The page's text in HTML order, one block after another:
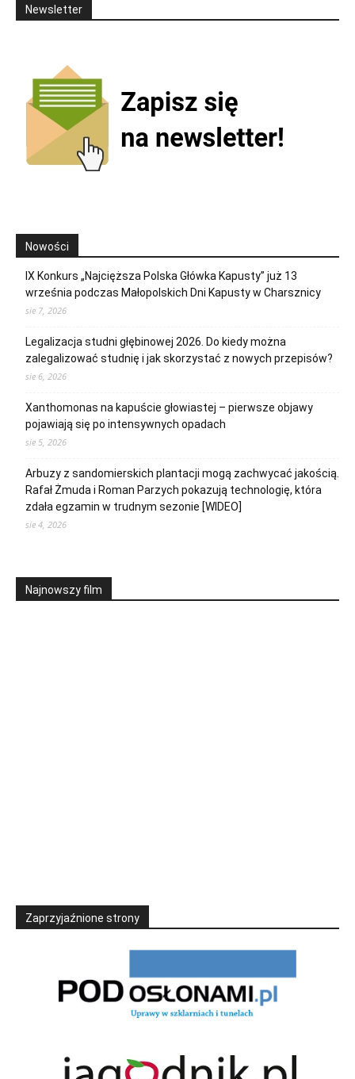
Newsletter
Nowości
IX Konkurs „Najcięższa Polska Główka Kapusty” już 13
września podczas Małopolskich Dni Kapusty w Charsznicy
sie 7, 2026
Legalizacja studni głębinowej 2026. Do kiedy można
zalegalizować studnię i jak skorzystać z nowych przepisów?
sie 6, 2026
Xanthomonas na kapuście głowiastej – pierwsze objawy
pojawiają się po intensywnych opadach
sie 5, 2026
Arbuzy z sandomierskich plantacji mogą zachwycać jakością.
Rafał Żmuda i Roman Parzych pokazują technologię, która
zdała egzamin w trudnym sezonie [WIDEO]
sie 4, 2026
Najnowszy film
Zaprzyjaźnione strony